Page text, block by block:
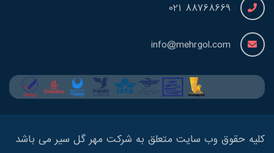
88768669 021
info@mehrgol.com
کلیه حقوق وب سایت متعلق به شرکت مهر گل سیر می باشد